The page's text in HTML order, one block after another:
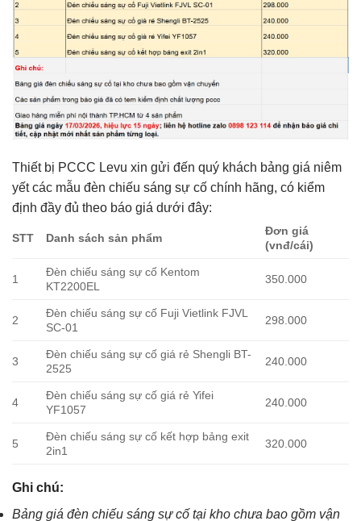
Thiết bị PCCC Levu xin gửi đến quý khách bảng giá niêm
yết các mẫu đèn chiếu sáng sự cố chính hãng, có kiểm
định đầy đủ theo báo giá dưới đây:
STT Danh sách sản phẩm
Đơn giá
(vnđ/cái)
1
Đèn chiếu sáng sự cố Kentom
KT2200EL
350.000
2
Đèn chiếu sáng sự cố Fuji Vietlink FJVL
SC-01
298.000
3
Đèn chiếu sáng sự cố giá rẻ Shengli BT-
2525
240.000
4
Đèn chiếu sáng sự cố giá rẻ Yifei
YF1057
240.000
5
Đèn chiếu sáng sự cố kết hợp bảng exit
2in1
320.000
Ghi chú:
Bảng giá đèn chiếu sáng sự cố tại kho chưa bao gồm vận